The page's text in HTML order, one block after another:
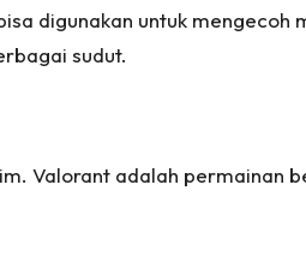
digunakan untuk mengecoh
sudut.
Valorant adalah permainan